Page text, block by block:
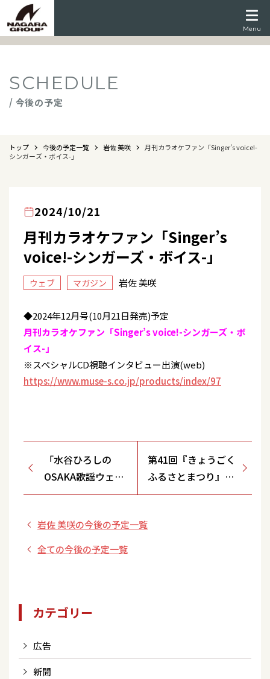
Menu
SCHEDULE
/ 今後の予定
トップ 今後の予定一覧 岩佐 美咲
月刊カラオケファン「Singer’s voice!-
シンガーズ・ボイス-」
2024/10/21
月刊カラオケファン「Singer’s
voice!-シンガーズ・ボイス-」
ウェブ マガジン 岩佐 美咲
◆2024年12月号(10月21日発売)予定
月刊カラオケファン「Singer’s voice!-シンガーズ・ボ
イス-」
※スペシャルCD視聴インタビュー出演(web)
https://www.muse-s.co.jp/products/index/97
「水谷ひろしの
OSAKA歌謡ウェ～
ブ」
第41回『きょうごく
ふるさとまつり』
歌謡ショー出演
岩佐 美咲の今後の予定一覧
全ての今後の予定一覧
カテゴリー
広告
新聞